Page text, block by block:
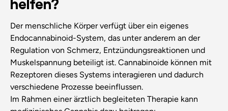
Der menschliche Körper verfügt über ein eigenes
Endocannabinoid-System, das unter anderem an der
Regulation von Schmerz, Entzündungsreaktionen und
Muskelspannung beteiligt ist. Cannabinoide können mit
Rezeptoren dieses Systems interagieren und dadurch
verschiedene Prozesse beeinflussen.
Im Rahmen einer ärztlich begleiteten Therapie kann